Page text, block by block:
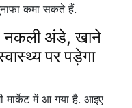
कमा सकते हैं.
नकली अंडे, खाने
पर पड़ेगा
मार्केट में आ गया है. आइए